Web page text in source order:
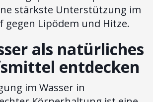
stärkste Unterstützung im
gegen Lipödem und Hitze.
als natürliches
entdecken
im Wasser in